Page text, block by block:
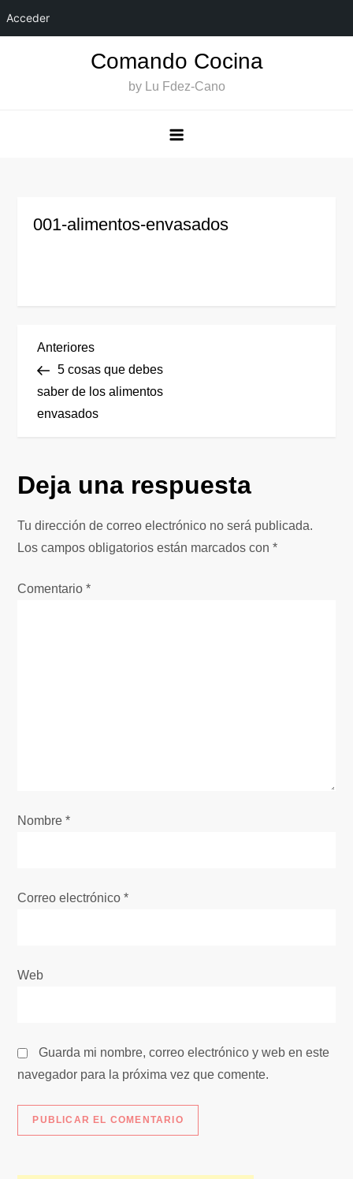
Acceder
Comando Cocina
by Lu Fdez-Cano
001-alimentos-envasados
N
a
v
g
a
r
d
s
Entrada
anterior
Anteriores
5 cosas que debes
saber de los alimentos
envasados
Deja una respuesta
Tu dirección de correo electrónico no será publicada.
Los campos obligatorios están marcados con*
Comentario*
Nombre*
Correo electrónico*
Web
Guarda mi nombre, correo electrónico y web en este
navegador para la próxima vez que comente.